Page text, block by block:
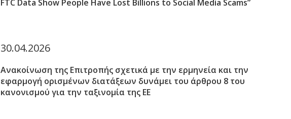
FTC Data Show People Have Lost Billions to Social Media Scams”
30.04.2026
Ανακοίνωση της Επιτροπής σχετικά με την ερμηνεία και την
εφαρμογή ορισμένων διατάξεων δυνάμει του άρθρου 8 του
κανονισμού για την ταξινομία της ΕΕ